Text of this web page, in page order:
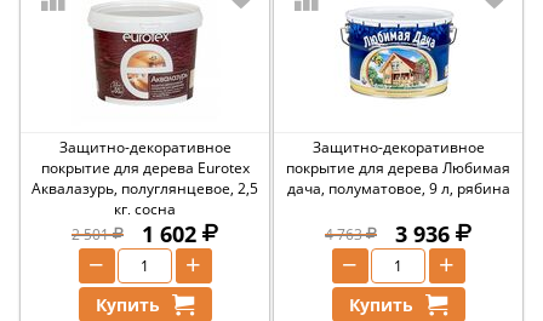
Защитно-декоративное
покрытие для дерева Eurotex
Аквалазурь, полуглянцевое, 2,5
кг, сосна
2 501
1 602
+
−
Купить
Защитно-декоративное
покрытие для дерева Любимая
дача, полуматовое, 9 л, рябина
4 763 3 936
+
−
Купить